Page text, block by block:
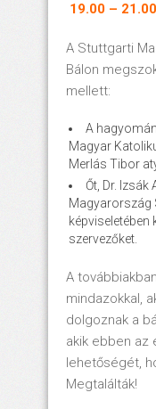
19.00 –
A Stuttgarti
Bálon
mellett:
A
Magyar
Merlás Tibor
Őt, Dr.
Magyarország
szervezőket.
A
mindazokkal,
dolgoznak a
akik ebben az
lehetőségét,
Megtalálták!